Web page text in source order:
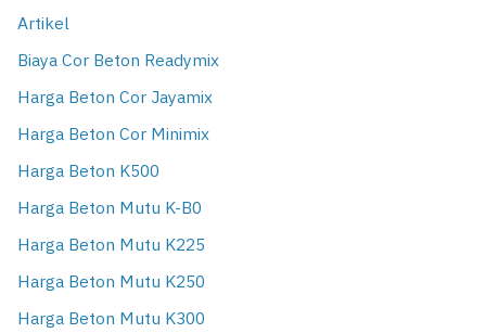
Artikel
Biaya Cor Beton Readymix
Harga Beton Cor Jayamix
Harga Beton Cor Minimix
Harga Beton K500
Harga Beton Mutu K-B0
Harga Beton Mutu K225
Harga Beton Mutu K250
Harga Beton Mutu K300